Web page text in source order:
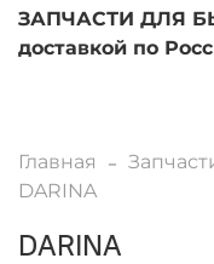
ЗАПЧАСТИ ДЛЯ
доставкой
Главная
DARINA
DARINA